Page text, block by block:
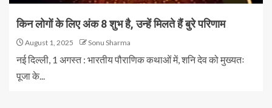
किन लोगों के लिए अंक 8 शुभ है, उन्हें मिलते हैं बुरे परिणाम
August 1, 2025 Sonu Sharma
नई दिल्ली, 1 अगस्त : भारतीय पौराणिक कथाओं में, शनि देव को मुख्यतः
पूजा के...